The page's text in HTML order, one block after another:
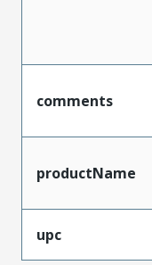
comments
productName
upc